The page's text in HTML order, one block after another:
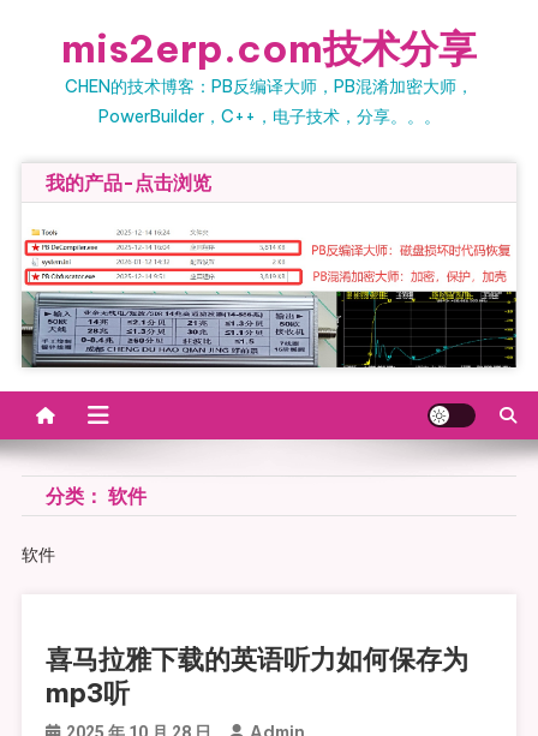
mis2erp.com技术分享
CHEN的技术博客：PB反编译大师，PB混淆加密大师，
PowerBuilder，C++，电子技术，分享。。。
我的产品-点击浏览
分类： 软件
软件
喜马拉雅下载的英语听力如何保存为
mp3听
2025 年 10 月 28 日